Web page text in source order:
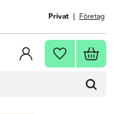
Privat Företag
Favoriter